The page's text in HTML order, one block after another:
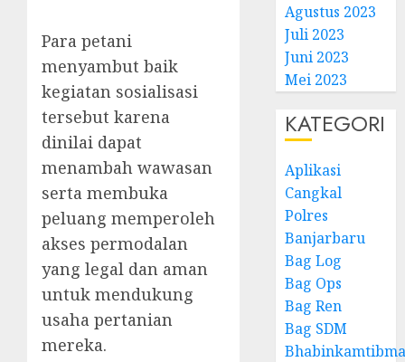
Para petani
menyambut baik
kegiatan sosialisasi
tersebut karena
dinilai dapat
menambah wawasan
serta membuka
peluang memperoleh
akses permodalan
yang legal dan aman
untuk mendukung
usaha pertanian
mereka.
Agustus 2023
Juli 2023
Juni 2023
Mei 2023
KATEGORI
Aplikasi
Cangkal
Polres
Banjarbaru
Bag Log
Bag Ops
Bag Ren
Bag SDM